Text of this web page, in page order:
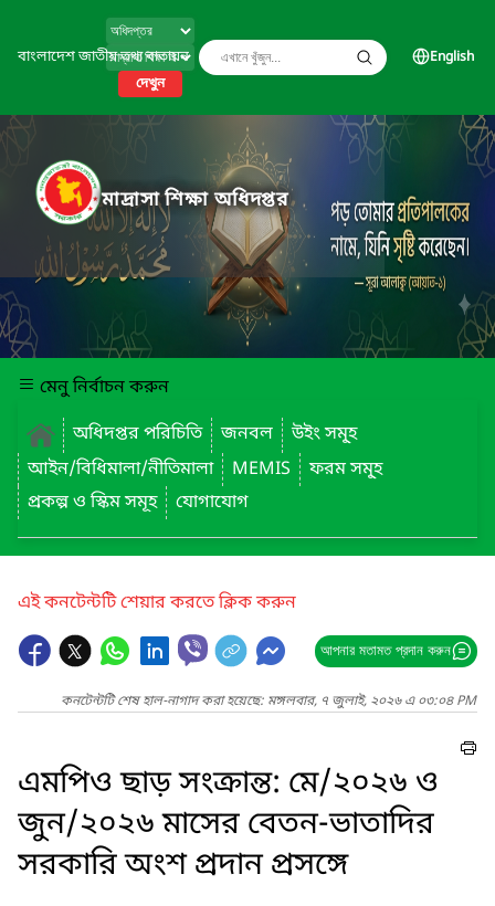
বাংলাদেশ জাতীয় তথ্য বাতায়ন
দেখুন
English
মাদ্রাসা শিক্ষা অধিদপ্তর
মেনু নির্বাচন করুন
অধিদপ্তর পরিচিতি
জনবল
উইং সমূ্হ
আইন/বিধিমালা/নীতিমালা
MEMIS
ফরম সমূ্হ
প্রকল্প ও স্কিম সমূহ
যোগাযোগ
এই কনটেন্টটি শেয়ার করতে ক্লিক করুন
আপনার মতামত প্রদান করুন
কনটেন্টটি শেষ হাল-নাগাদ করা হয়েছে: মঙ্গলবার, ৭ জুলাই, ২০২৬ এ ০৩:০৪ PM
এমপিও ছাড় সংক্রান্ত: মে/২০২৬ ও
জুন/২০২৬ মাসের বেতন-ভাতাদির
সরকারি অংশ প্রদান প্রসঙ্গে